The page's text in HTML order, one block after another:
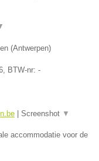
(Antwerpen)
, BTW-nr: -
Screenshot ▼
accommodatie voor de